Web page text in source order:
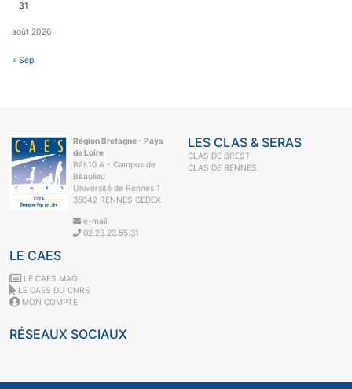
août 2026
31
« Sep
Région Bretagne - Pays
de Loire
Bât.10 A - Campus de
Beaulieu
Université de Rennes 1
35042 RENNES CEDEX
e-mail
02.23.23.55.31
LES CLAS & SERAS
CLAS DE BREST
CLAS DE RENNES
LE CAES
LE CAES MAG
LE CAES DU CNRS
MON COMPTE
RÉSEAUX SOCIAUX